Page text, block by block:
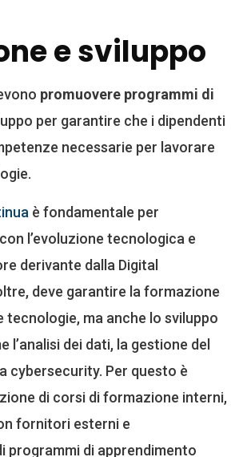
e sviluppo
promuovere programmi di
per garantire che i dipendenti
necessarie per lavorare
è fondamentale per
l’evoluzione tecnologica e
derivante dalla Digital
deve garantire la formazione
tecnologie, ma anche lo sviluppo
l’analisi dei dati, la gestione del
cybersecurity. Per questo è
di corsi di formazione interni,
fornitori esterni e
programmi di apprendimento